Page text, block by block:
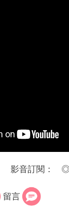
影音訂閱： ◎
留言